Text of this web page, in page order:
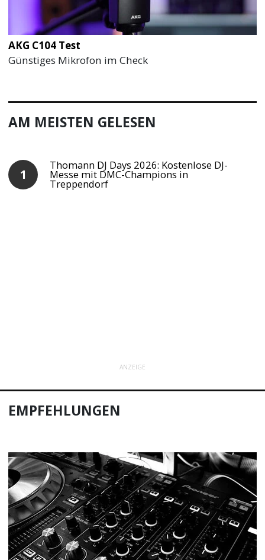
AKG C104 Test
Günstiges Mikrofon im Check
AM MEISTEN GELESEN
Thomann DJ Days 2026: Kostenlose DJ-
Messe mit DMC-Champions in
Treppendorf
ANZEIGE
EMPFEHLUNGEN